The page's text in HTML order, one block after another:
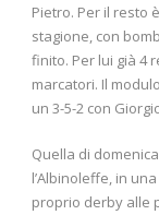
Pietro. Per il resto
stagione, con
finito. Per lui già 4
marcatori. Il
un 3-5-2 con
Quella di
l’Albinoleffe, in
proprio derby alle